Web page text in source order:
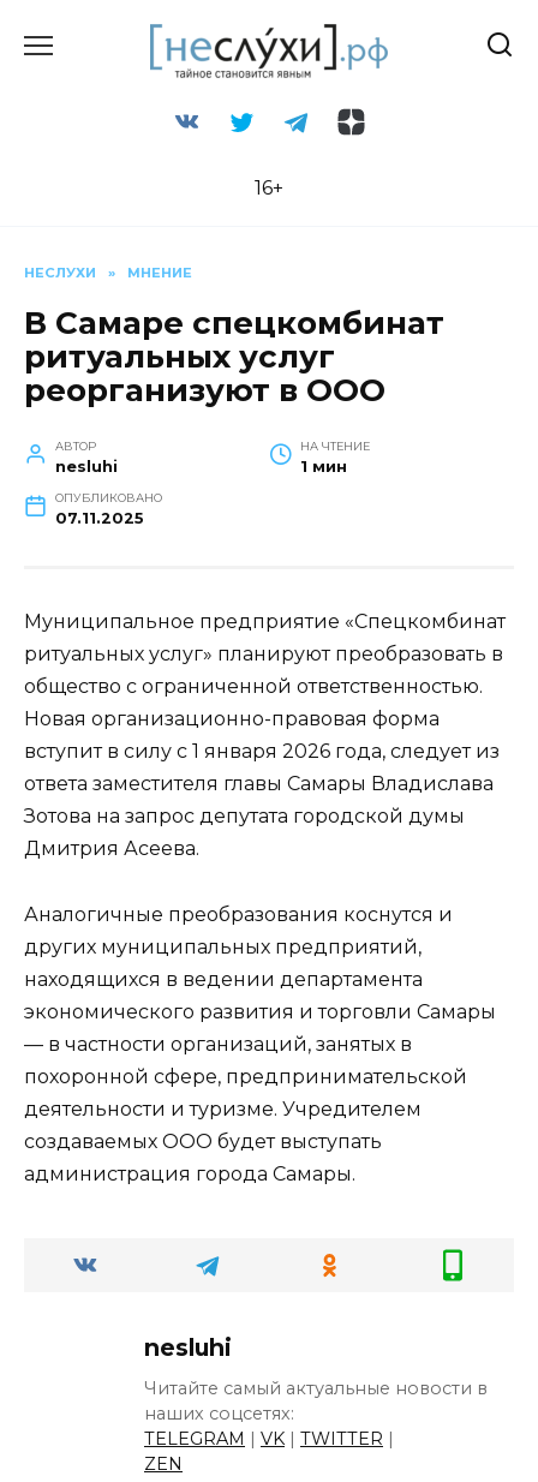
16+
НЕСЛУХИ » МНЕНИЕ
В Самаре спецкомбинат
ритуальных услуг
реорганизуют в ООО
АВТОР
nesluhi
НА ЧТЕНИЕ
1 мин
ОПУБЛИКОВАНО
07.11.2025
Муниципальное предприятие «Спецкомбинат
ритуальных услуг» планируют преобразовать в
общество с ограниченной ответственностью.
Новая организационно-правовая форма
вступит в силу с 1 января 2026 года, следует из
ответа заместителя главы Самары Владислава
Зотова на запрос депутата городской думы
Дмитрия Асеева.
Аналогичные преобразования коснутся и
других муниципальных предприятий,
находящихся в ведении департамента
экономического развития и торговли Самары
— в частности организаций, занятых в
похоронной сфере, предпринимательской
деятельности и туризме. Учредителем
создаваемых ООО будет выступать
администрация города Самары.
nesluhi
Читайте самый актуальные новости в
наших соцсетях:
TELEGRAM | VK | TWITTER |
ZEN